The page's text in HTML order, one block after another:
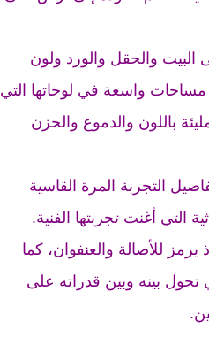
البيت والحقل والورد ولون
مساحات واسعة في لوحاتها التي
باللون والدموع والحزن
التجربة المرة القاسية
التي أغنت تجربتها الفنية.
للأصالة والعنفوان، كما
تحول بينه وبين قدراته على